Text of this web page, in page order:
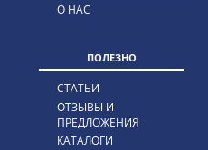
О НАС
ПОЛЕЗНО
СТАТЬИ
ОТЗЫВЫ И
ПРЕДЛОЖЕНИЯ
КАТАЛОГИ